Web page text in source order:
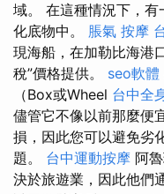
域。 在這種情況下，
化底物中。 脹氣 按摩
現海船，在加勒比海港
稅”價格提供。 seo軟體
（Box或Wheel 台中全
儘管它不像以前那麼便
損，因此您可以避免劣
題。 台中運動按摩 阿
決於旅遊業，因此他們